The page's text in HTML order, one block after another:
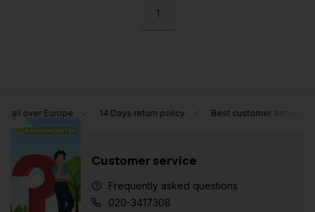
1
Europe 14 Days return policy Best customer service
Customer service
Frequently asked questions
020-3417308